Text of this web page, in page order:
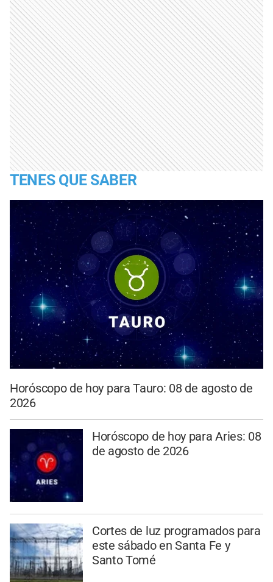
TENES QUE SABER
Horóscopo de hoy para Tauro: 08 de agosto de
2026
Horóscopo de hoy para Aries: 08
de agosto de 2026
Cortes de luz programados para
este sábado en Santa Fe y
Santo Tomé